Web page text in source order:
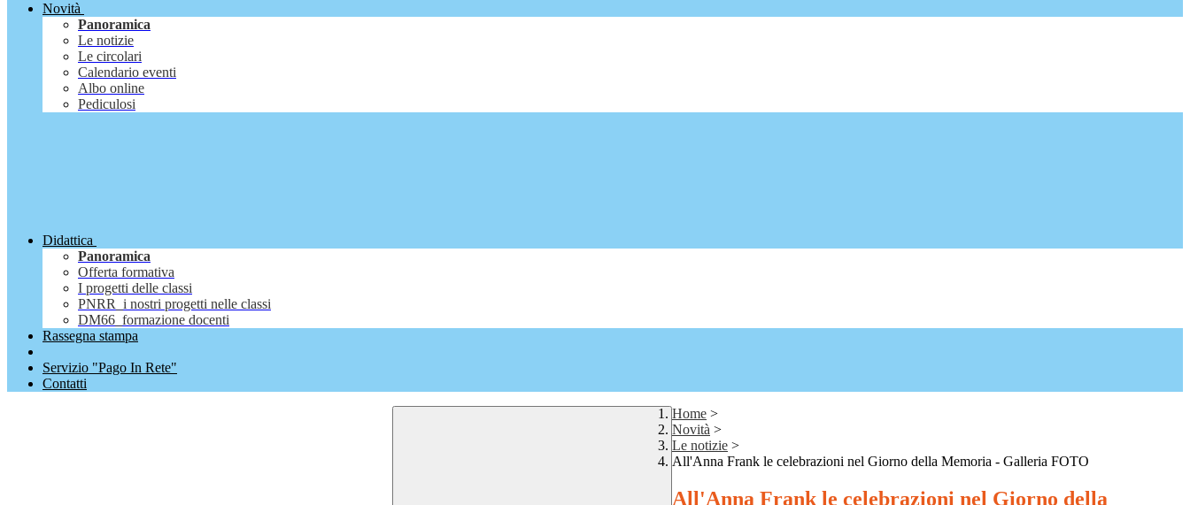
Novità
Panoramica
Le notizie
Le circolari
Calendario eventi
Albo online
Pediculosi
Didattica
Panoramica
Offerta formativa
I progetti delle classi
PNRR_i nostri progetti nelle classi
DM66_formazione docenti
Rassegna stampa
Servizio "Pago In Rete"
Contatti
Home >
Novità >
Le notizie >
All'Anna Frank le celebrazioni nel Giorno della Memoria - Galleria FOTO
All'Anna Frank le celebrazioni nel Giorno della